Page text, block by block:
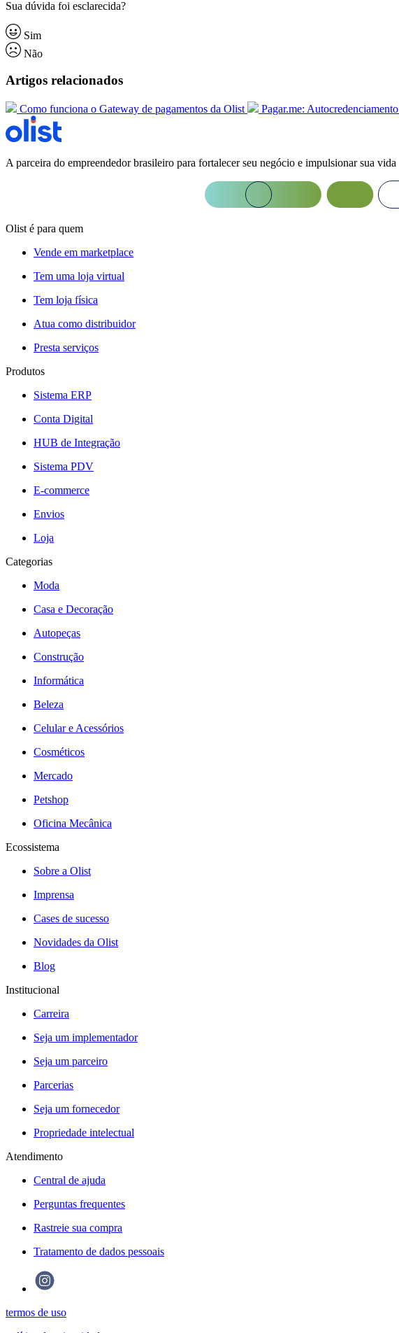
Sua dúvida foi esclarecida?
Sim
Não
Artigos relacionados
Como funciona o Gateway de pagamentos da Olist Pagar.me: Autocredenciamento
A parceira do empreendedor brasileiro para fortalecer seu negócio e impulsionar sua vida
Olist é para quem
Vende em marketplace
Tem uma loja virtual
Tem loja física
Atua como distribuidor
Presta serviços
Produtos
Sistema ERP
Conta Digital
HUB de Integração
Sistema PDV
E-commerce
Envios
Loja
Categorias
Moda
Casa e Decoração
Autopeças
Construção
Informática
Beleza
Celular e Acessórios
Cosméticos
Mercado
Petshop
Oficina Mecânica
Ecossistema
Sobre a Olist
Imprensa
Cases de sucesso
Novidades da Olist
Blog
Institucional
Carreira
Seja um implementador
Seja um parceiro
Parcerias
Seja um fornecedor
Propriedade intelectual
Atendimento
Central de ajuda
Perguntas frequentes
Rastreie sua compra
Tratamento de dados pessoais
termos de uso